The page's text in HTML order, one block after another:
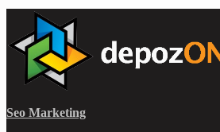
Seo Marketing